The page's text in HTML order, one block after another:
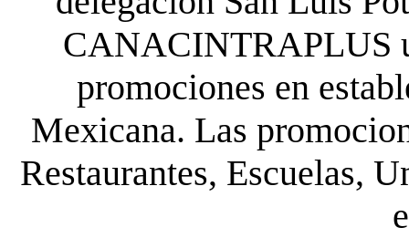
CANACINTRAPLUS
promociones en
Mexicana. Las
Restaurantes, Escuelas,